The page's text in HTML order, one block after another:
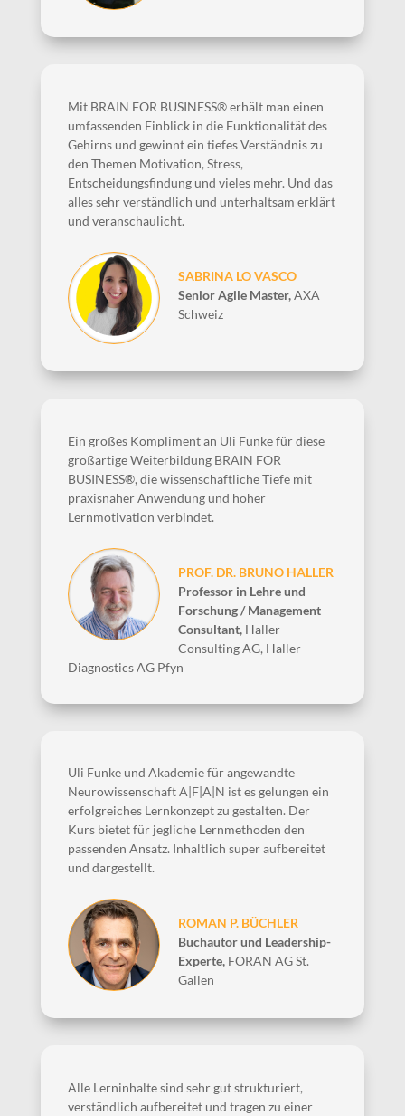
Mit BRAIN FOR BUSINESS® erhält man einen
umfassenden Einblick in die Funktionalität des
Gehirns und gewinnt ein tiefes Verständnis zu
den Themen Motivation, Stress,
Entscheidungsfindung und vieles mehr. Und das
alles sehr verständlich und unterhaltsam erklärt
und veranschaulicht.
SABRINA LO VASCO
Senior Agile Master,AXA
Schweiz
Ein großes Kompliment an Uli Funke für diese
großartige Weiterbildung BRAIN FOR
BUSINESS®, die wissenschaftliche Tiefe mit
praxisnaher Anwendung und hoher
Lernmotivation verbindet.
PROF. DR. BRUNO HALLER
Professor in Lehre und
Forschung / Management
Consultant, Haller
Consulting AG, Haller
Diagnostics AG Pfyn
Uli Funke und Akademie für angewandte
Neurowissenschaft A|F|A|N ist es gelungen ein
erfolgreiches Lernkonzept zu gestalten. Der
Kurs bietet für jegliche Lernmethoden den
passenden Ansatz. Inhaltlich super aufbereitet
und dargestellt.
ROMAN P. BÜCHLER
Buchautor und Leadership-
Experte, FORAN AG St.
Gallen
Alle Lerninhalte sind sehr gut strukturiert,
verständlich aufbereitet und tragen zu einer